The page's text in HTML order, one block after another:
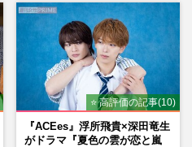
も
⭐ 高評価の記事(10)
『ACEes』浮所飛貴×深田竜生
がドラマ『夏色の雲が恋と嵐